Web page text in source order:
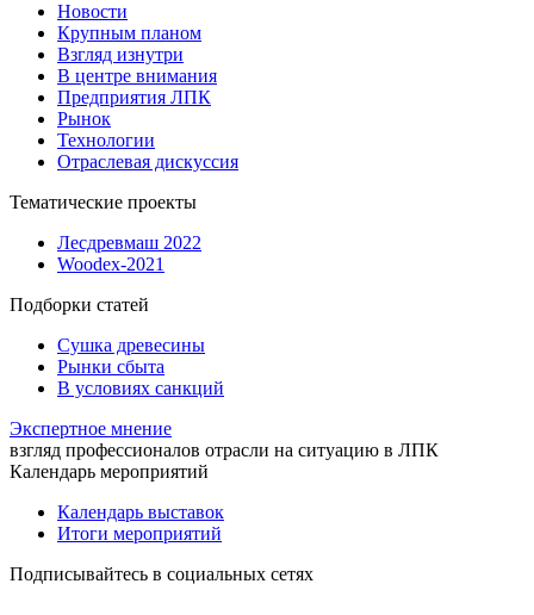
Новости
Крупным планом
Взгляд изнутри
В центре внимания
Предприятия ЛПК
Рынок
Технологии
Отраслевая дискуссия
Тематические проекты
Лесдревмаш 2022
Woodex-2021
Подборки статей
Сушка древесины
Рынки сбыта
В условиях санкций
Экспертное мнение
взгляд профессионалов отрасли на ситуацию в ЛПК
Календарь мероприятий
Календарь выставок
Итоги мероприятий
Подписывайтесь в социальных сетях